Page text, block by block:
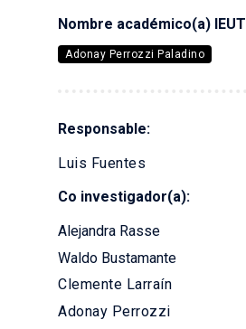
Nombre académico(a) IEUT
Adonay Perrozzi Paladino
Responsable:
Luis Fuentes
Co investigador(a):
Alejandra Rasse
Waldo Bustamante
Clemente Larraín
Adonay Perrozzi